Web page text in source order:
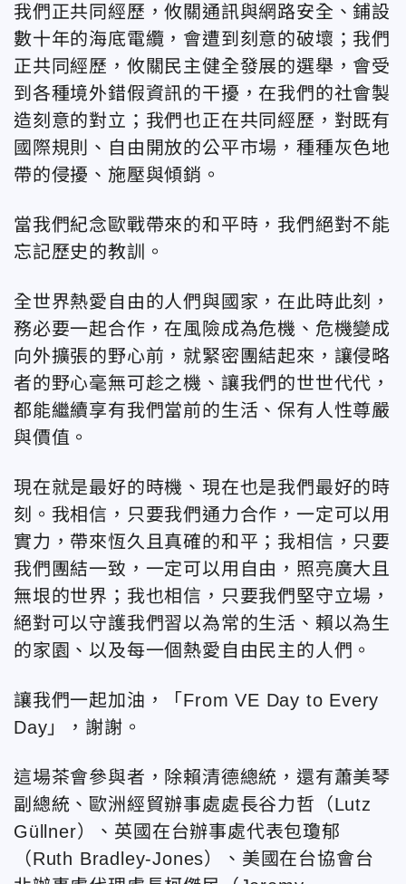
我們正共同經歷，攸關通訊與網路安全、鋪設
數十年的海底電纜，會遭到刻意的破壞；我們
正共同經歷，攸關民主健全發展的選舉，會受
到各種境外錯假資訊的干擾，在我們的社會製
造刻意的對立；我們也正在共同經歷，對既有
國際規則、自由開放的公平市場，種種灰色地
帶的侵擾、施壓與傾銷。
當我們紀念歐戰帶來的和平時，我們絕對不能
忘記歷史的教訓。
全世界熱愛自由的人們與國家，在此時此刻，
務必要一起合作，在風險成為危機、危機變成
向外擴張的野心前，就緊密團結起來，讓侵略
者的野心毫無可趁之機、讓我們的世世代代，
都能繼續享有我們當前的生活、保有人性尊嚴
與價值。
現在就是最好的時機、現在也是我們最好的時
刻。我相信，只要我們通力合作，一定可以用
實力，帶來恆久且真確的和平；我相信，只要
我們團結一致，一定可以用自由，照亮廣大且
無垠的世界；我也相信，只要我們堅守立場，
絕對可以守護我們習以為常的生活、賴以為生
的家園、以及每一個熱愛自由民主的人們。
讓我們一起加油，「From VE Day to Every
Day」，謝謝。
這場茶會參與者，除賴清德總統，還有蕭美琴
副總統、歐洲經貿辦事處處長谷力哲（Lutz
Güllner）、英國在台辦事處代表包瓊郁
（Ruth Bradley-Jones）、美國在台協會台